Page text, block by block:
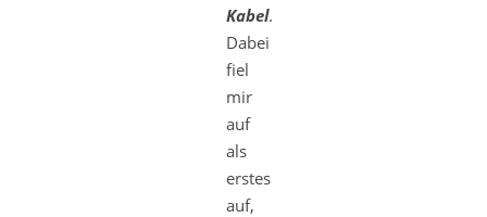
Kabel.
Dabei
fiel
mir
auf
als
erstes
auf,